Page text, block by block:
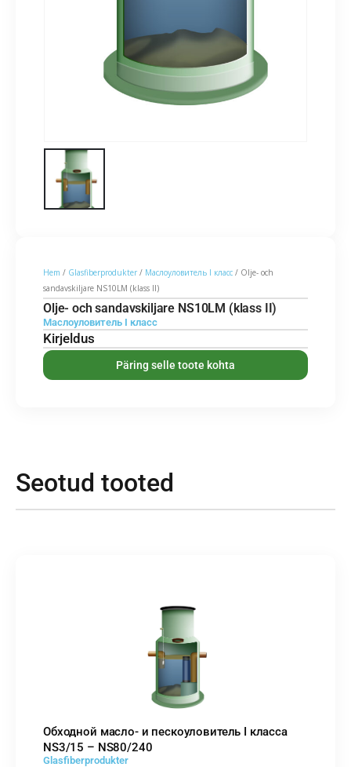
Hem / Glasfiberprodukter / Маслоуловитель I класс / Olje- och
sandavskiljare NS10LM (klass II)
Olje- och sandavskiljare NS10LM (klass II)
Маслоуловитель I класс
Kirjeldus
Päring selle toote kohta
Seotud tooted
Обходной масло- и пескоуловитель I класса
NS3/15 – NS80/240
Glasfiberprodukter